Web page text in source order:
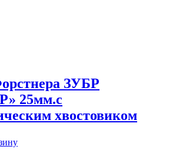
ЗУБР
25мм.с
хвостовиком